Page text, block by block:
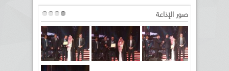
صور الإذاعة